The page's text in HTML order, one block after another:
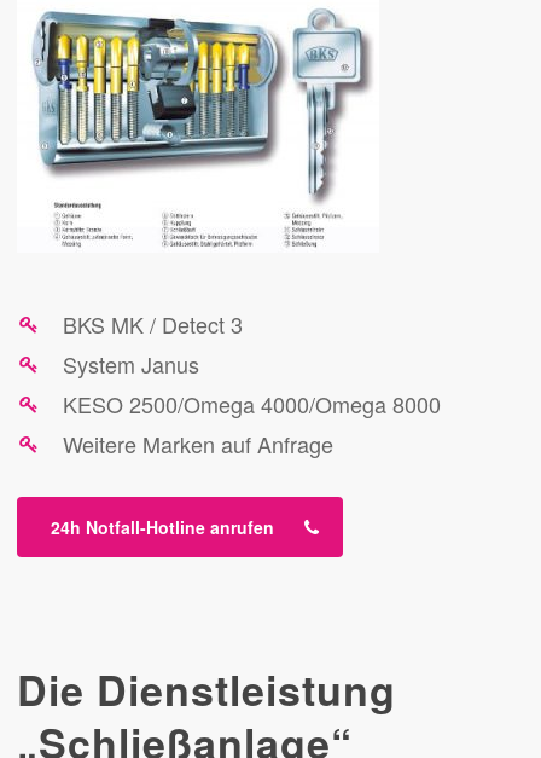
BKS MK / Detect 3
System Janus
KESO 2500/Omega 4000/Omega 8000
Weitere Marken auf Anfrage
24h Notfall-Hotline anrufen
Die Dienstleistung
„Schließanlage“